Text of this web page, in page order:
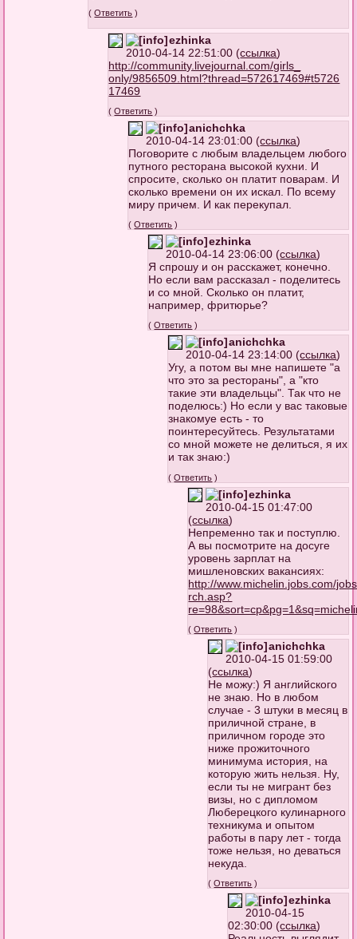
(Ответить )
ezhinka
2010-04-14 22:51:00 (ссылка)
http://community.livejournal.com/girls_
only/9856509.html?thread=572617469#t5726
17469
(Ответить )
anichchka
2010-04-14 23:01:00 (ссылка)
Поговорите с любым владельцем любого
путного ресторана высокой кухни. И
спросите, сколько он платит поварам. И
сколько времени он их искал. По всему
миру причем. И как перекупал.
(Ответить )
ezhinka
2010-04-14 23:06:00 (ссылка)
Я спрошу и он расскажет, конечно.
Но если вам рассказал - поделитесь
и со мной. Сколько он платит,
например, фритюрье?
(Ответить )
anichchka
2010-04-14 23:14:00 (ссылка)
Угу, а потом вы мне напишете "а
что это за рестораны", а "кто
такие эти владельцы". Так что не
поделюсь:) Но если у вас таковые
знакомуе есть - то
поинтересуйтесь. Результатами
со мной можете не делиться, я их
и так знаю:)
(Ответить )
ezhinka
2010-04-15 01:47:00
(ссылка)
Непременно так и поступлю.
А вы посмотрите на досуге
уровень зарплат на
мишленовских вакансиях:
http://www.michelin.jobs.com/
rch.asp?
(Ответить )
anichchka
2010-04-15 01:59:00
(ссылка)
Не можу:) Я английского
не знаю. Но в любом
случае - 3 штуки в месяц в
приличной стране, в
приличном городе это
ниже прожиточного
минимума история, на
которую жить нельзя. Ну,
если ты не мигрант без
визы, но с дипломом
Люберецкого кулинарного
техникума и опытом
работы в пару лет - тогда
тоже нельзя, но деваться
некуда.
(Ответить )
ezhinka
2010-04-15
02:30:00 (ссылка)